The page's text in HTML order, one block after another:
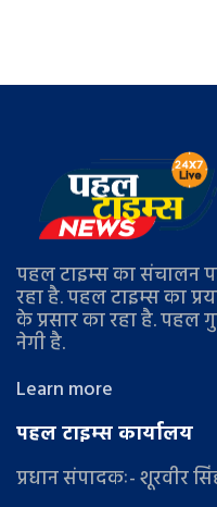
पहल टाइम्स का संचालन
रहा है. पहल टाइम्स का
के प्रसार का रहा है.
नेगी है.
Learn more
पहल टाइम्स कार्यालय
प्रधान संपादकः- शूरवीर